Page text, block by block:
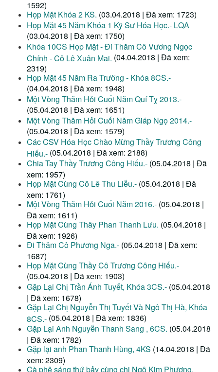
1592)
Họp Mặt Khóa 2 KS. (03.04.2018 | Đã xem: 1723)
Họp Mặt 45 Năm Khóa 1 Kỹ Sư Hóa Học.- LQA
(03.04.2018 | Đã xem: 1750)
Khóa 10CS Họp Mặt - Đi Thăm Cô Vương Ngọc
Chính - Cô Lê Xuân Mai. (04.04.2018 | Đã xem:
2319)
Họp Mặt 45 Năm Ra Trường - Khóa 8CS.-
(04.04.2018 | Đã xem: 1948)
Một Vòng Thăm Hỏi Cuối Năm Quí Tỵ 2013.-
(05.04.2018 | Đã xem: 1651)
Một Vòng Thăm Hỏi Cuối Năm Giáp Ngọ 2014.-
(05.04.2018 | Đã xem: 1579)
Các CSV Hóa Học Chào Mừng Thầy Trương Công
Hiếu.- (05.04.2018 | Đã xem: 2188)
Chia Tay Thầy Trương Công Hiếu.- (05.04.2018 | Đã
xem: 1957)
Họp Mặt Cùng Cô Lê Thu Liễu.- (05.04.2018 | Đã
xem: 1761)
Một Vòng Thăm Hỏi Cuối Năm 2016.- (05.04.2018 |
Đã xem: 1611)
Họp Mặt Cùng Thây Phan Thanh Lưu. (05.04.2018 |
Đã xem: 1926)
Đi Thăm Cô Phương Nga.- (05.04.2018 | Đã xem:
1687)
Họp Mặt Cùng Thầy Cô Trương Công Hiếu.-
(05.04.2018 | Đã xem: 1903)
Gặp Lại Chị Trần Ánh Tuyết, Khóa 3CS.- (05.04.2018
| Đã xem: 1678)
Gặp Lại Chị Nguyễn Thị Tuyết Và Ngô Thị Hà, Khóa
8CS.- (05.04.2018 | Đã xem: 1836)
Gặp Lại Anh Nguyễn Thanh Sang , 6CS. (05.04.2018
| Đã xem: 1782)
Gặp lại anh Phan Thanh Hùng, 4KS (14.04.2018 | Đã
xem: 2309)
Cà phê sáng thứ bảy cùng chị Ngô Kim Phượng,